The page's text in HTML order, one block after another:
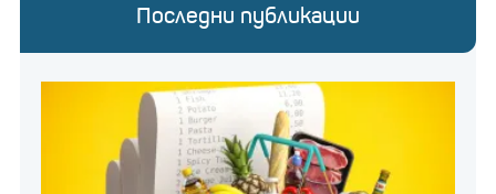
Последни публикации